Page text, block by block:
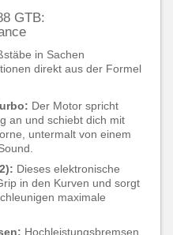
GTB:
in Sachen
direkt aus der Formel
Der Motor spricht
an und schiebt dich mit
untermalt von einem
Dieses elektronische
in den Kurven und sorgt
maximale
Hochleistungsbremsen